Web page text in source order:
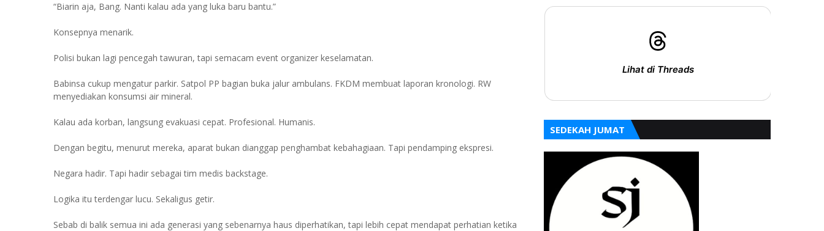
“Biarin aja, Bang. Nanti kalau ada yang luka baru bantu.”
Konsepnya menarik.
Polisi bukan lagi pencegah tawuran, tapi semacam event organizer keselamatan.
Babinsa cukup mengatur parkir. Satpol PP bagian buka jalur ambulans. FKDM membuat laporan kronologi. RW
menyediakan konsumsi air mineral.
Kalau ada korban, langsung evakuasi cepat. Profesional. Humanis.
Dengan begitu, menurut mereka, aparat bukan dianggap penghambat kebahagiaan. Tapi pendamping ekspresi.
Negara hadir. Tapi hadir sebagai tim medis backstage.
Logika itu terdengar lucu. Sekaligus getir.
Sebab di balik semua ini ada generasi yang sebenarnya haus diperhatikan, tapi lebih cepat mendapat perhatian ketika
Lihat di Threads
SEDEKAH JUMAT